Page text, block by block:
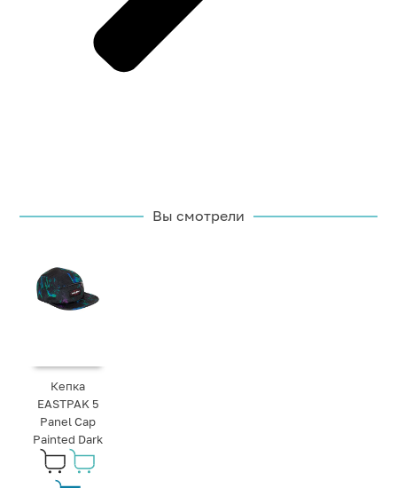
Вы смотрели
Кепка
EASTPAK 5
Panel Cap
Painted Dark